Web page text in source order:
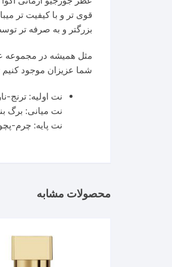
بزرگتر و به صرفه تر
مثل همیشه در مجموعه
شما عزیزان موجود کنیم
نت اولیه: ترنج-
نت میانی: برگ
نت پایه: چرم-
محصولات مشابه